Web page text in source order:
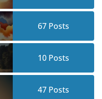
67Posts
10Posts
47Posts